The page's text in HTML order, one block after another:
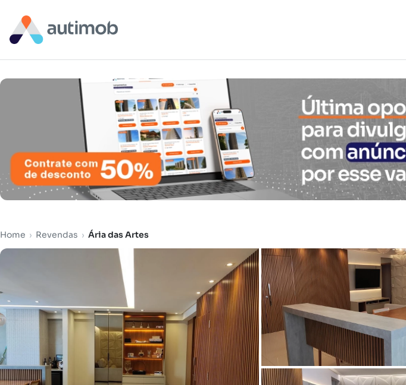
Home › Revendas › Ária das Artes